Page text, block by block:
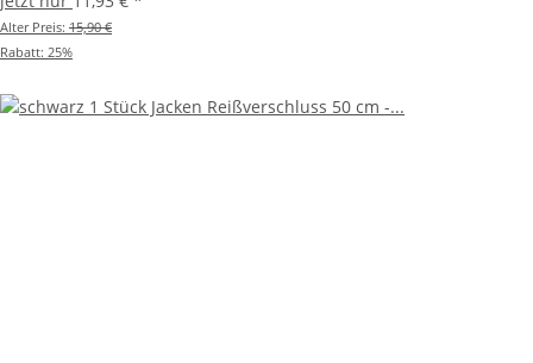
Alter Preis: 15,90 €
Rabatt: 25%